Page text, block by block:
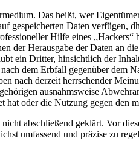
Das heißt, wer
gespeicherten Daten verfügen,
Hilfe eines „Hackers“
der Herausgabe der Daten an
ein Dritter, hinsichtlich der
dem Erbfall gegenüber dem
nach derzeit herrschender
ausnahmsweise
oder die Nutzung gegen den
abschließend geklärt. Vor
umfassend und präzise zu